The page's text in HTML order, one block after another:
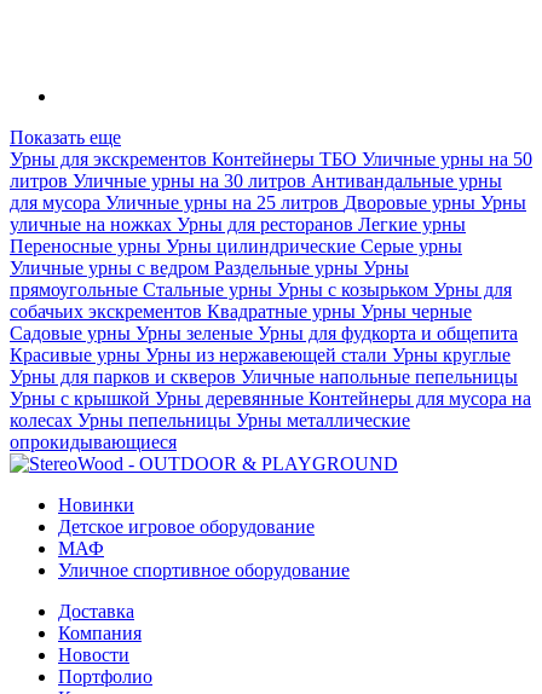
Показать еще
Урны для экскрементов Контейнеры ТБО Уличные урны на 50
литров Уличные урны на 30 литров Антивандальные урны
для мусора Уличные урны на 25 литров Дворовые урны Урны
уличные на ножках Урны для ресторанов Легкие урны
Переносные урны Урны цилиндрические Серые урны
Уличные урны с ведром Раздельные урны Урны
прямоугольные Стальные урны Урны с козырьком Урны для
собачьих экскрементов Квадратные урны Урны черные
Садовые урны Урны зеленые Урны для фудкорта и общепита
Красивые урны Урны из нержавеющей стали Урны круглые
Урны для парков и скверов Уличные напольные пепельницы
Урны с крышкой Урны деревянные Контейнеры для мусора на
колесах Урны пепельницы Урны металлические
опрокидывающиеся
Новинки
Детское игровое оборудование
МАФ
Уличное спортивное оборудование
Доставка
Компания
Новости
Портфолио